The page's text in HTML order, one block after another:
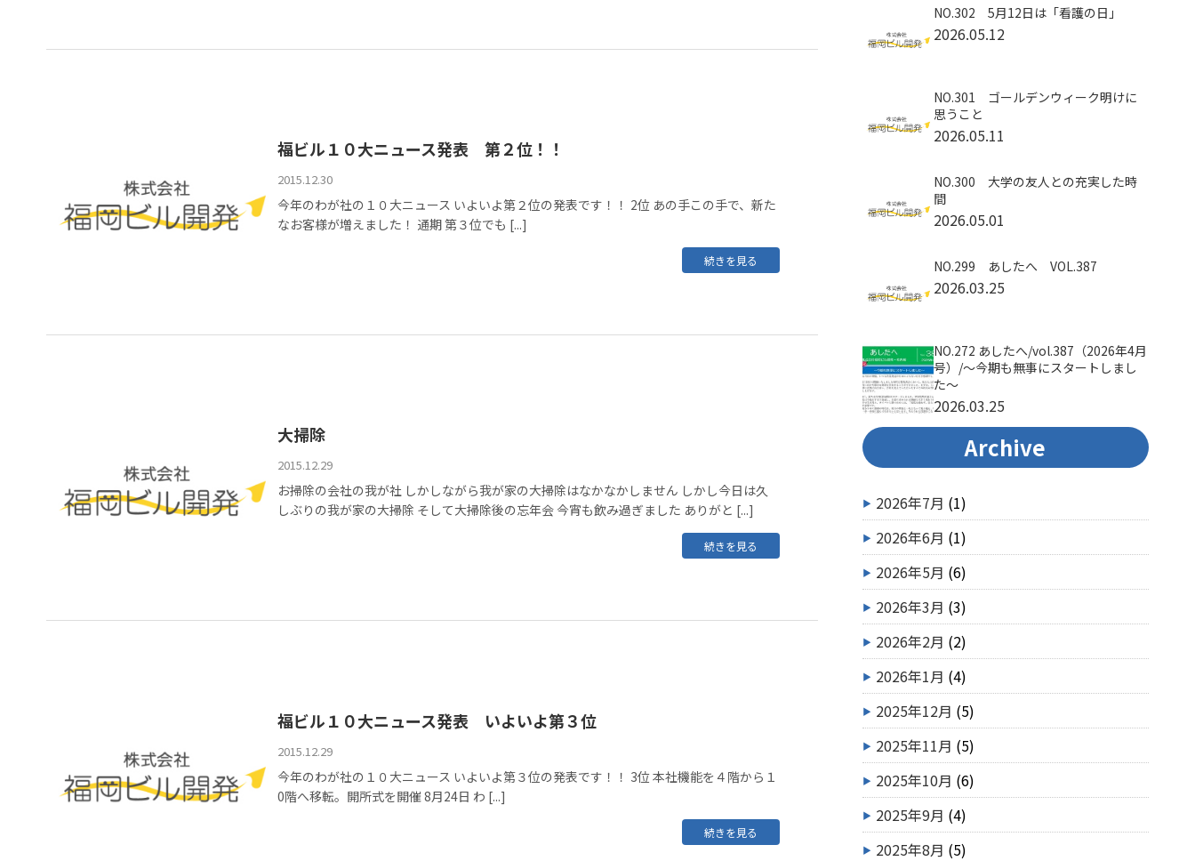
福ビル１０大ニュース発表 第２位！！
2015.12.30
今年のわが社の１０大ニュース いよいよ第２位の発表です！！ 2位 あの手この手で、新た
なお客様が増えました！ 通期 第３位でも [...]
続きを見る
大掃除
2015.12.29
お掃除の会社の我が社 しかしながら我が家の大掃除はなかなかしません しかし今日は久
しぶりの我が家の大掃除 そして大掃除後の忘年会 今宵も飲み過ぎました ありがと [...]
続きを見る
福ビル１０大ニュース発表 いよいよ第３位
2015.12.29
今年のわが社の１０大ニュース いよいよ第３位の発表です！！ 3位 本社機能を４階から１
0階へ移転。開所式を開催 8月24日 わ [...]
続きを見る
NO.302 5月12日は「看護の日」
2026.05.12
NO.301 ゴールデンウィーク明けに
思うこと
2026.05.11
NO.300 大学の友人との充実した時
間
2026.05.01
NO.299 あしたへ VOL.387
2026.03.25
NO.272 あしたへ/vol.387（2026年4月
号）/～今期も無事にスタートしまし
た～
2026.03.25
Archive
2026年7月 (1)
2026年6月 (1)
2026年5月 (6)
2026年3月 (3)
2026年2月 (2)
2026年1月 (4)
2025年12月 (5)
2025年11月 (5)
2025年10月 (6)
2025年9月 (4)
2025年8月 (5)